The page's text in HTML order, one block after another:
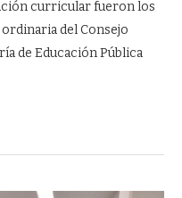
curricular fueron los
del Consejo
de Educación Pública